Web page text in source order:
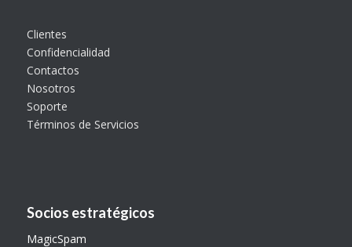
Clientes
Confidencialidad
Contactos
Nosotros
Soporte
Términos de Servicios
Socios estratégicos
MagicSpam